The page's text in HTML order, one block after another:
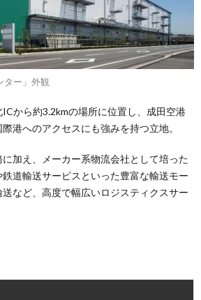
ター」外観
から約3.2kmの場所に位置し、成田空港
港へのアクセスにも強みを持つ立地。
加え、メーカー系物流会社として培った
道輸送サービスといった豊富な輸送モー
送など、高度で幅広いロジスティクスサー